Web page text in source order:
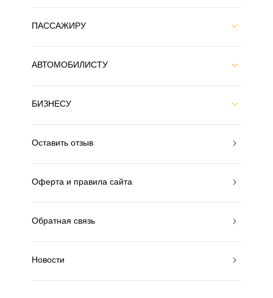
ПАССАЖИРУ
АВТОМОБИЛИСТУ
БИЗНЕСУ
Оставить отзыв
Оферта и правила сайта
Обратная связь
Новости